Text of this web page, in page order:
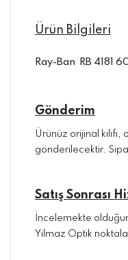
Ürün Bilgileri
Ray-Ban RB 4181
Gönderim
Ürünüz orijinal
gönderilecektir.
Satış Sonrası
İncelemekte
Yılmaz Optik